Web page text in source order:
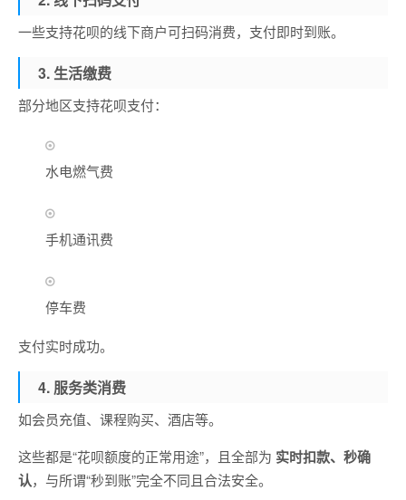
一些支持花呗的线下商户可扫码消费，支付即时到账。
3. 生活缴费
部分地区支持花呗支付：
水电燃气费
手机通讯费
停车费
支付实时成功。
4. 服务类消费
如会员充值、课程购买、酒店等。
这些都是“花呗额度的正常用途”，且全部为 实时扣款、秒确
认，与所谓“秒到账”完全不同且合法安全。